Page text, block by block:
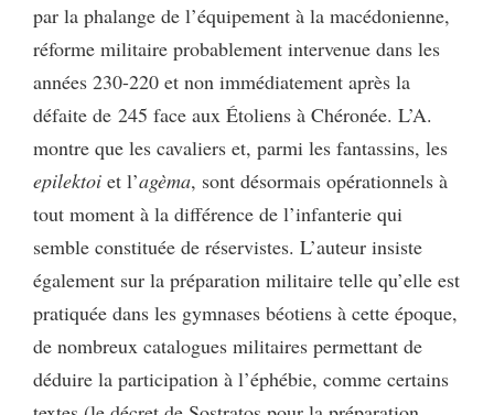
par la phalange de l’équipement à la macédonienne,
réforme militaire probablement intervenue dans les
années 230-220 et non immédiatement après la
défaite de 245 face aux Étoliens à Chéronée. L’A.
montre que les cavaliers et, parmi les fantassins, les
epilektoi et l’agèma, sont désormais opérationnels à
tout moment à la différence de l’infanterie qui
semble constituée de réservistes. L’auteur insiste
également sur la préparation militaire telle qu’elle est
pratiquée dans les gymnases béotiens à cette époque,
de nombreux catalogues militaires permettant de
déduire la participation à l’éphébie, comme certains